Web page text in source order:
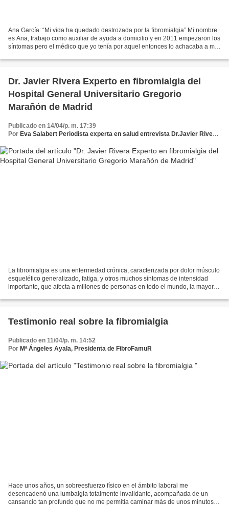
Ana García: “Mi vida ha quedado destrozada por la fibromialgia” Mi nombre
es Ana, trabajo como auxiliar de ayuda a domicilio y en 2011 empezaron los
síntomas pero el médico que yo tenía por aquel entonces lo achacaba a mi
Dr. Javier Rivera Experto en fibromialgia del
Hospital General Universitario Gregorio
Marañón de Madrid
Publicado en 14/04/p. m. 17:39
Por Eva Salabert Periodista experta en salud entrevista Dr.Javier Rivera/ Experto en Fibromialgia
La fibromialgia es una enfermedad crónica, caracterizada por dolor músculo
esquelético generalizado, fatiga, y otros muchos síntomas de intensidad
importante, que afecta a millones de personas en todo el mundo, la mayoría
Testimonio real sobre la fibromialgia
Publicado en 11/04/p. m. 14:52
Por Mª Ángeles Ayala, Presidenta de FibroFamuR
Hace unos años, un sobreesfuerzo físico en el ámbito laboral me
desencadenó una lumbalgia totalmente invalidante, acompañada de un
cansancio tan profundo que no me permitía caminar más de unos minutos